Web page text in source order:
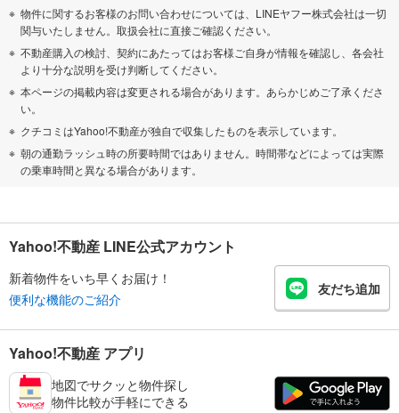
物件に関するお客様のお問い合わせについては、LINEヤフー株式会社は一切
関与いたしません。取扱会社に直接ご確認ください。
不動産購入の検討、契約にあたってはお客様ご自身が情報を確認し、各会社
より十分な説明を受け判断してください。
本ページの掲載内容は変更される場合があります。あらかじめご了承くださ
い。
クチコミはYahoo!不動産が独自で収集したものを表示しています。
朝の通勤ラッシュ時の所要時間ではありません。時間帯などによっては実際
の乗車時間と異なる場合があります。
Yahoo!不動産 LINE公式アカウント
新着物件をいち早くお届け！
便利な機能のご紹介
友だち追加
Yahoo!不動産 アプリ
地図でサクッと物件探し
物件比較が手軽にできる